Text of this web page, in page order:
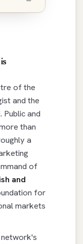
of the
and the
and
than
a
of
and
for
markets